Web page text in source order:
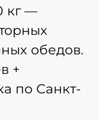
кг —
обедов.
+
по Санкт-